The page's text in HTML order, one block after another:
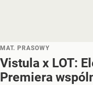
MAT. PRASOWY
Vistula x LOT:
Premiera